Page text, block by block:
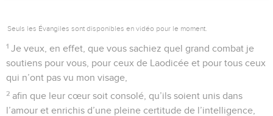
Seuls les Évangiles sont disponibles en vidéo pour le moment.
1 Je veux, en effet, que vous sachiez quel grand combat je
soutiens pour vous, pour ceux de Laodicée et pour tous ceux
qui n’ont pas vu mon visage,
2 afin que leur cœur soit consolé, qu’ils soient unis dans
l’amour et enrichis d’une pleine certitude de l’intelligence,